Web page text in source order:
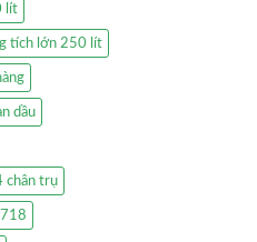
lít
tích lớn 250 lít
dầu
chân trụ